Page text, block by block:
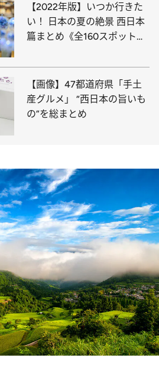
【2022年版】いつか行きた
い！ 日本の夏の絶景 西日本
篇まとめ《全160スポット》
【画像】47都道府県「手土
産グルメ」 “西日本の旨いも
の”を総まとめ